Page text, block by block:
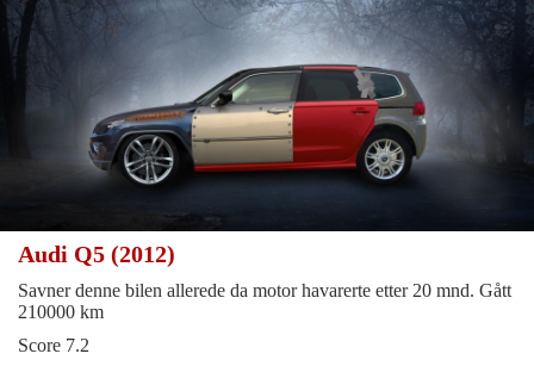
Audi Q5 (2012)
Savner denne bilen allerede da motor havarerte etter 20 mnd. Gått
210000 km
Score 7.2